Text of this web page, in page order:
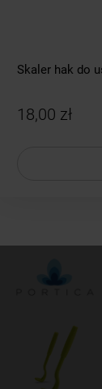
Skaler hak do
18,00 zł